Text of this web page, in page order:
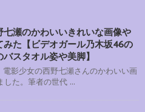
七瀬のかわいいきれいな画像や
みた【ビデオガール乃木坂46の
スタオル姿や美脚】
電影少女の西野七瀬さんのかわいい画
した。筆者の世代 ...